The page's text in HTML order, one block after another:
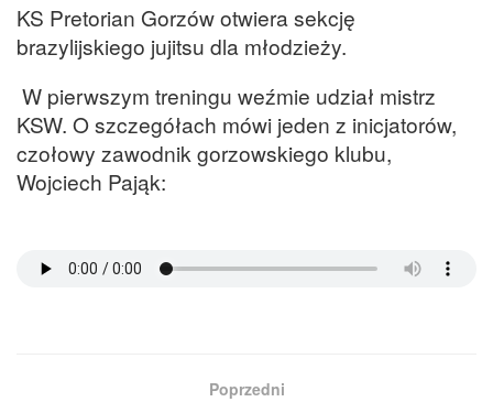
KS Pretorian Gorzów otwiera sekcję
brazylijskiego jujitsu dla młodzieży.
W pierwszym treningu weźmie udział mistrz
KSW. O szczegółach mówi jeden z inicjatorów,
czołowy zawodnik gorzowskiego klubu,
Wojciech Pająk:
Poprzedni